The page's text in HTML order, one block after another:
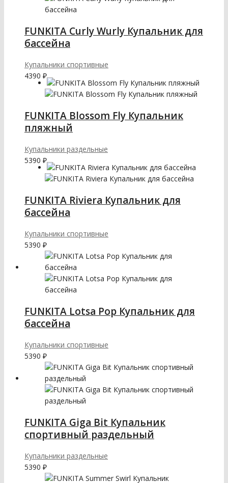
FUNKITA Curly Wurly Купальник для
бассейна
Купальники спортивные
4390 ₽
FUNKITA Blossom Fly Купальник
пляжный
Купальники раздельные
5390 ₽
FUNKITA Riviera Купальник для
бассейна
Купальники спортивные
5390 ₽
FUNKITA Lotsa Pop Купальник для
бассейна
Купальники спортивные
5390 ₽
FUNKITA Giga Bit Купальник
спортивный раздельный
Купальники раздельные
5390 ₽